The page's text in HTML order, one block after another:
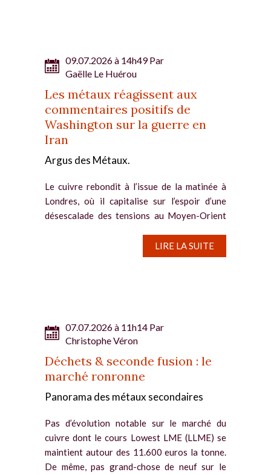
09.07.2026 à 14h49 Par
Gaëlle Le Huérou
Les métaux réagissent aux
commentaires positifs de
Washington sur la guerre en
Iran
Argus des Métaux.
Le cuivre rebondit à l’issue de la matinée à
Londres, où il capitalise sur l’espoir d’une
désescalade des tensions au Moyen-Orient
progression. Le contrat à trois mois du cuivre
LIRE LA SUITE
07.07.2026 à 11h14 Par
Christophe Véron
Déchets & seconde fusion : le
marché ronronne
Panorama des métaux secondaires
Pas d’évolution notable sur le marché du
cuivre dont le cours Lowest LME (LLME) se
maintient autour des 11.600 euros la tonne.
De même, pas grand-chose de neuf sur le